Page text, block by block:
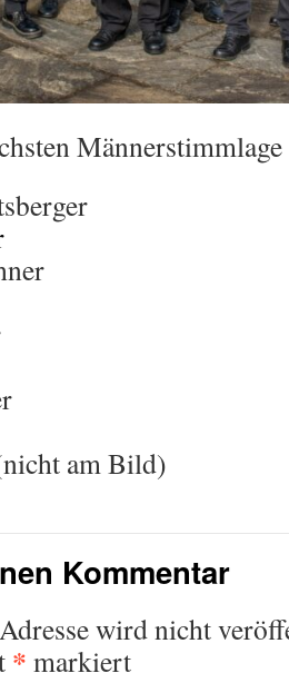
am Bild)
Kommentar
wird nicht
* markiert